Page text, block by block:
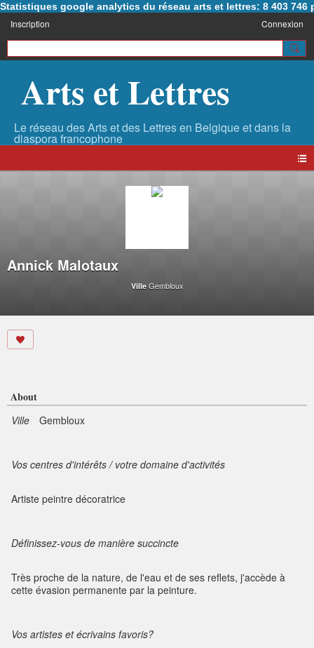
Statistiques google analytics du réseau arts et lettres: 8 403 746
Inscription Connexion
Arts et Lettres
Annick Malotaux
VilleGembloux
About
Ville Gembloux
Vos centres d'intérêts / votre domaine d'activités
Artiste peintre décoratrice
Définissez-vous de manière succincte
Très proche de la nature, de l'eau et de ses reflets, j'accède à
cette évasion permanente par la peinture.
Vos artistes et écrivains favoris?